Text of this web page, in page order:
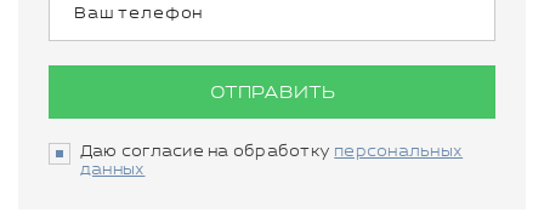
ОТПРАВИТЬ
Даю согласие на обработку персональных
данных